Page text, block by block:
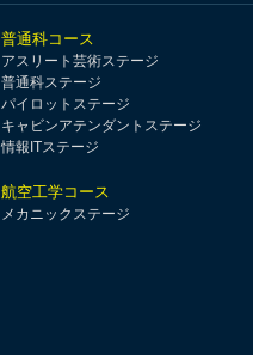
普通科コース
アスリート芸術ステージ
普通科ステージ
パイロットステージ
キャビンアテンダントステージ
情報ITステージ
航空工学コース
メカニックステージ